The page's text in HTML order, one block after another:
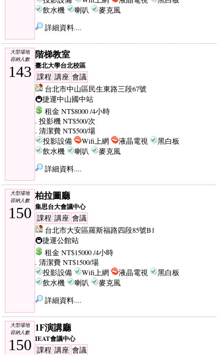
飲水機
喇叭
麥克風
詳細資料....
大型場地
容納人數
143
階梯教室
臺北大學台北校區
課程 講座 會議
台北市中山區民生東路三段67號
🚇捷運中山國中站
租金 NT$8000 /4小時
. 投影機 NT$500/次
. 清潔費 NT$500/場
投影設備
Wifi上網 液晶電視
黑白板
飲水機
喇叭
麥克風
詳細資料....
大型場地
容納人數
150
柏拉圖廳
集思台大會議中心
課程 講座 會議
台北市大安區羅斯福路四段85號B1
🚇捷運公館站
租金 NT$15000 /4小時
. 清潔費 NT$1500/場
投影設備
Wifi上網 液晶電視
黑白板
飲水機
喇叭
麥克風
詳細資料....
大型場地
容納人數
150
1F演講廳
IEAT會議中心
課程 講座 會議